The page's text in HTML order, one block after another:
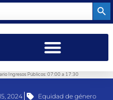
Ingresos Públicos: 07:00 a 17:30
2024 Equidad de género